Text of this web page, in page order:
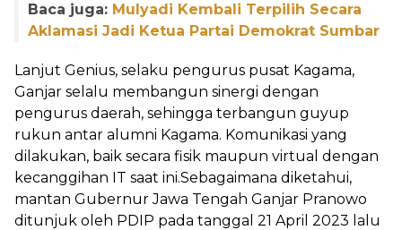
Baca juga: Mulyadi Kembali Terpilih Secara
Aklamasi Jadi Ketua Partai Demokrat Sumbar
Lanjut Genius, selaku pengurus pusat Kagama,
Ganjar selalu membangun sinergi dengan
pengurus daerah, sehingga terbangun guyup
rukun antar alumni Kagama. Komunikasi yang
dilakukan, baik secara fisik maupun virtual dengan
kecanggihan IT saat ini.Sebagaimana diketahui,
mantan Gubernur Jawa Tengah Ganjar Pranowo
ditunjuk oleh PDIP pada tanggal 21 April 2023 lalu